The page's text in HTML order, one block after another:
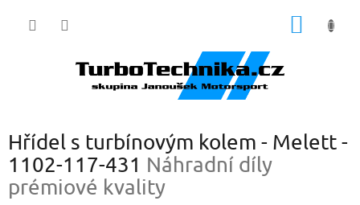
Hřídel s turbínovým kolem - Melett -
1102-117-431 Náhradní díly
prémiové kvality